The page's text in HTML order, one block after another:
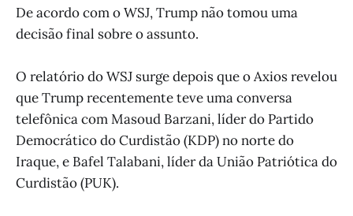
De acordo com o WSJ, Trump não tomou uma
decisão final sobre o assunto.
O relatório do WSJ surge depois que o Axios revelou
que Trump recentemente teve uma conversa
telefônica com Masoud Barzani, líder do Partido
Democrático do Curdistão (KDP) no norte do
Iraque, e Bafel Talabani, líder da União Patriótica do
Curdistão (PUK).